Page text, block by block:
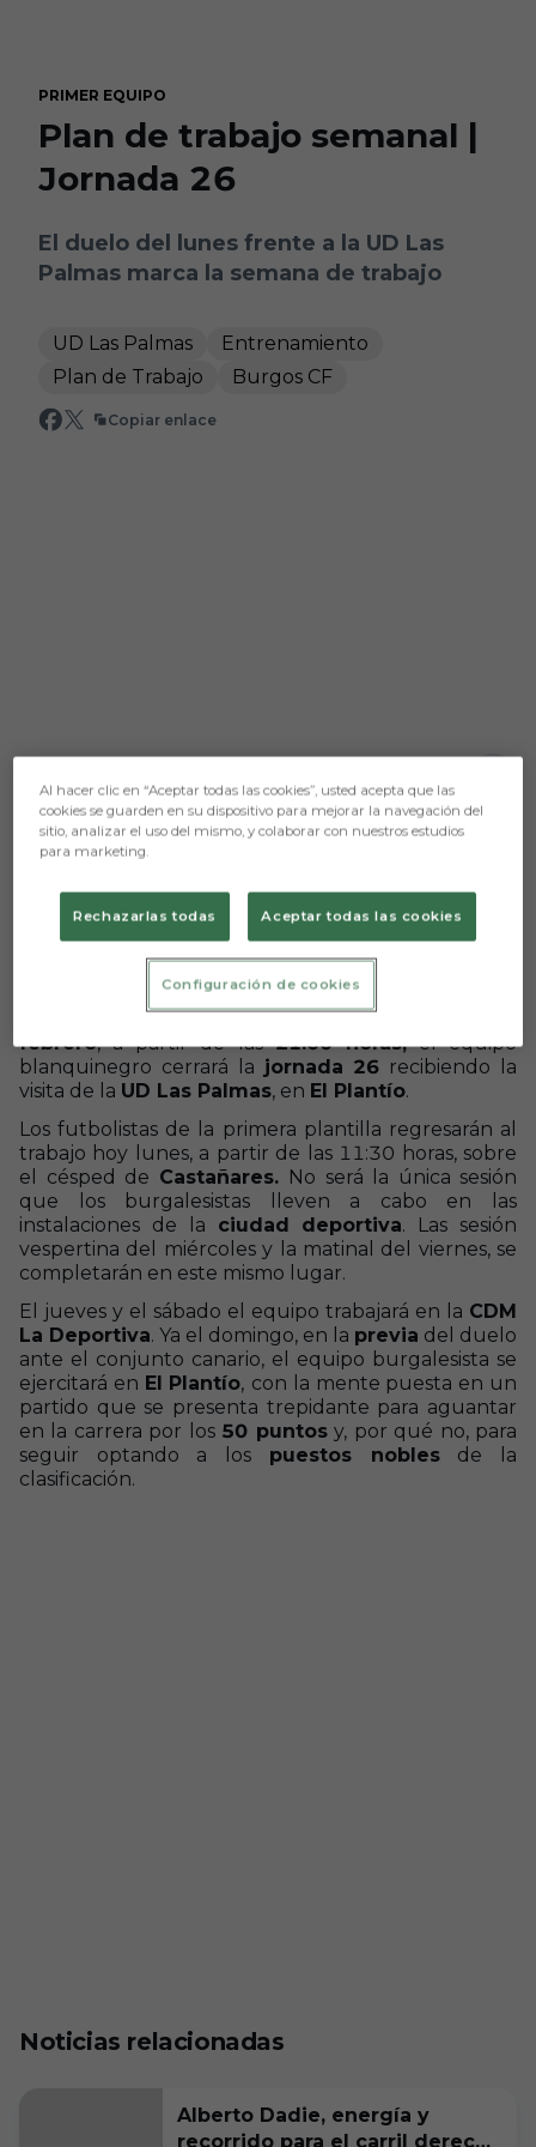
PRIMER EQUIPO
Plan de trabajo semanal |
Jornada 26
El duelo del lunes frente a la UD Las
Palmas marca la semana de trabajo
UD Las Palmas
Entrenamiento
Plan de Trabajo
Burgos CF
Copiar enlace
Prensa Burgos CF
Burgos CFafronta una nueva semana de
preparación enLaLiga SmartBank. El planning de
trabajo variará ligeramente respecto a otras
segunda vez
presente curso que el equipo de Julián Calero no
dispute su partido enfin de semana. El
febrero, a partir de las21:00 horas,el equipo
blanquinegro cerrará la jornada 26 recibiendo la
visita de la UD Las Palmas, en El Plantío.
Los futbolistas de la primera plantilla regresarán al
trabajo hoy lunes, a partir de las 11:30 horas, sobre
el césped de Castañares. No será la única sesión
que los burgalesistas lleven a cabo en las
instalaciones de la ciudad deportiva. Las sesión
vespertina del miércoles y la matinal del viernes, se
completarán en este mismo lugar.
El jueves y el sábado el equipo trabajará en la CDM
La Deportiva. Ya el domingo, en la previa del duelo
ante el conjunto canario, el equipo burgalesista se
ejercitará en El Plantío, con la mente puesta en un
partido que se presenta trepidante para aguantar
en la carrera por los 50 puntosy, por qué no, para
seguir optando a los puestos noblesde la
clasificación.
Noticias relacionadas
Alberto Dadie, energía y
recorrido para el carril derecho
Al hacer clic en “Aceptar todas las cookies”, usted acepta que las
cookies se guarden en su dispositivo para mejorar la navegación del
sitio, analizar el uso del mismo, y colaborar con nuestros estudios
para marketing.
Rechazarlas todas Aceptar todas las cookies
Configuración de cookies